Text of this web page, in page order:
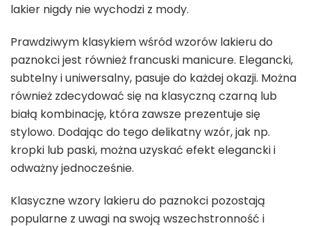
lakier nigdy nie wychodzi z mody.
Prawdziwym klasykiem wśród wzorów lakieru do
paznokci jest również francuski manicure. Elegancki,
subtelny i uniwersalny, pasuje do każdej okazji. Można
również zdecydować się na klasyczną czarną lub
białą kombinację, która zawsze prezentuje się
stylowo. Dodając do tego delikatny wzór, jak np.
kropki lub paski, można uzyskać efekt elegancki i
odważny jednocześnie.
Klasyczne wzory lakieru do paznokci pozostają
popularne z uwagi na swoją wszechstronność i